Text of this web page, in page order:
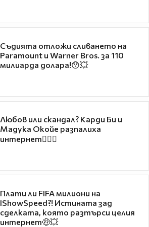
Съдията отложи сливането на
Paramount и Warner Bros. за 110
милиарда долара!😯💥
Любов или скандал? Карди Би и
Мадука Окойе разпалиха
интернет❤️‍🔥🔥
Плати ли FIFA милиони на
IShowSpeed?! Истината зад
сделката, която разтърси целия
интернет🤑💥